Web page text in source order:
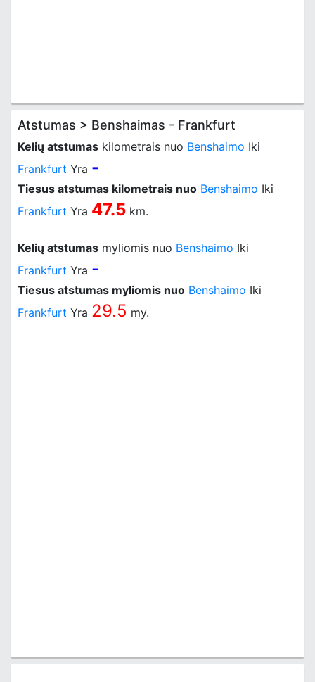
Atstumas > Benshaimas - Frankfurt
Kelių atstumas kilometrais nuo Benshaimo Iki
Frankfurt Yra -
Tiesus atstumas kilometrais nuo Benshaimo Iki
Frankfurt Yra 47.5 km.
Kelių atstumas myliomis nuo Benshaimo Iki
Frankfurt Yra -
Tiesus atstumas myliomis nuo Benshaimo Iki
Frankfurt Yra 29.5 my.